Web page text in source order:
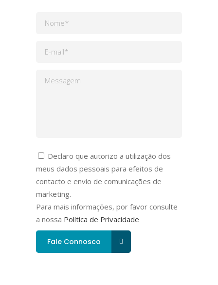
Declaro que autorizo a utilização dos
meus dados pessoais para efeitos de
contacto e envio de comunicações de
marketing.
Para mais informações, por favor consulte
a nossa Política de Privacidade